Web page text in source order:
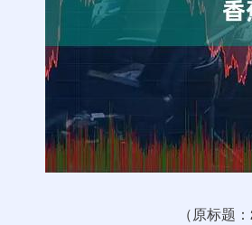
（原标题
上证指数 3900.35 21.92